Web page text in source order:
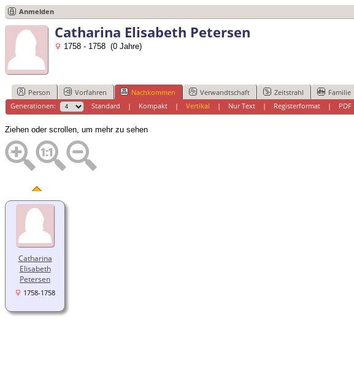
Anmelden
Catharina Elisabeth Petersen
1758 - 1758 (0 Jahre)
Person Vorfahren Nachkommen Verwandtschaft Zeitstrahl Familie
Generationen:
Standard | Kompakt| Vertikal | Nur Text| Registerformat| PDF
Ziehen oder scrollen, um mehr zu sehen
Catharina
Elisabeth
Petersen
1758-1758